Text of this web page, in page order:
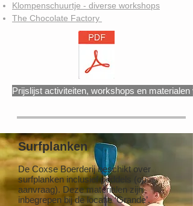
Klompenschuurtje - diverse workshops
The Chocolate Factory
Prijslijst activiteiten, workshops en materialen
Surfplanken
De Coxse Boerderij beschikt over
surfplanken inclusief peddels (op
aanvraag). Deze materialen zijn
inbegrepen bij de locatie ‘Grande’.